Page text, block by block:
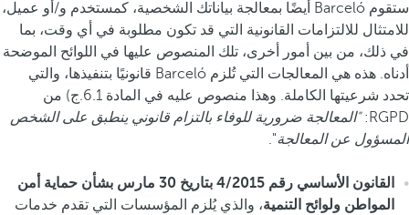
ستقوم Barceló أيضًا بمعالجة بياناتك الشخصية، كمستخدم و/أو عميل،
للامتثال للالتزامات القانونية التي قد تكون مطلوبة في أي وقت، بما
في ذلك، من بين أمور أخرى، تلك المنصوص عليها في اللوائح الموضحة
أدناه. هذه هي المعالجات التي تُلزم Barceló قانونيًا بتنفيذها، والتي
تحدد شرعيتها الكاملة. وهذا منصوص عليه في المادة 6.1.ج) من
RGPD:
"المعالجة ضرورية للوفاء بالتزام قانوني ينطبق على الشخص
المسؤول عن المعالجة".
القانون الأساسي رقم 4/2015 بتاريخ 30 مارس بشأن حماية أمن
المواطن ولوائح التنمية، والذي يُلزم المؤسسات التي تقدم خدمات